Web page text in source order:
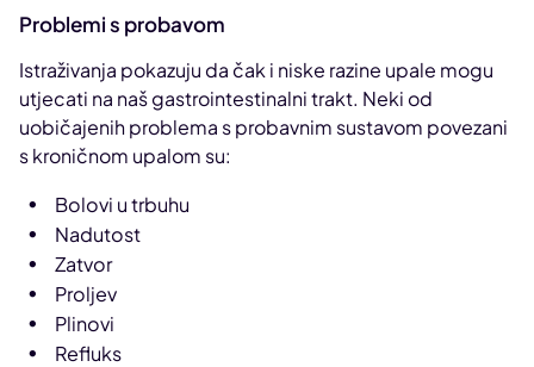
Problemi s probavom
Istraživanja pokazuju da čak i niske razine upale mogu
utjecati na naš gastrointestinalni trakt. Neki od
uobičajenih problema s probavnim sustavom povezani
s kroničnom upalom su:
Bolovi u trbuhu
Nadutost
Zatvor
Proljev
Plinovi
Refluks